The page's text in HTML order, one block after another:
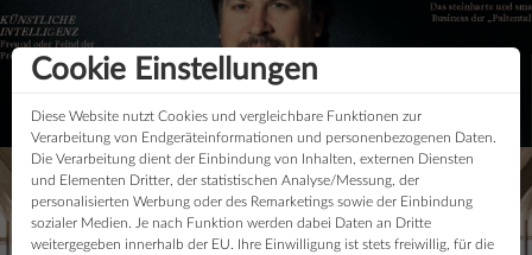
Coverstory SPIRIT of Styria
Cookie Einstellungen
Diese Website nutzt Cookies und vergleichbare Funktionen zur
Verarbeitung von Endgeräteinformationen und personenbezogenen Daten.
Die Verarbeitung dient der Einbindung von Inhalten, externen Diensten
und Elementen Dritter, der statistischen Analyse/Messung, der
personalisierten Werbung oder des Remarketings sowie der Einbindung
sozialer Medien. Je nach Funktion werden dabei Daten an Dritte
weitergegeben innerhalb der EU. Ihre Einwilligung ist stets freiwillig, für die